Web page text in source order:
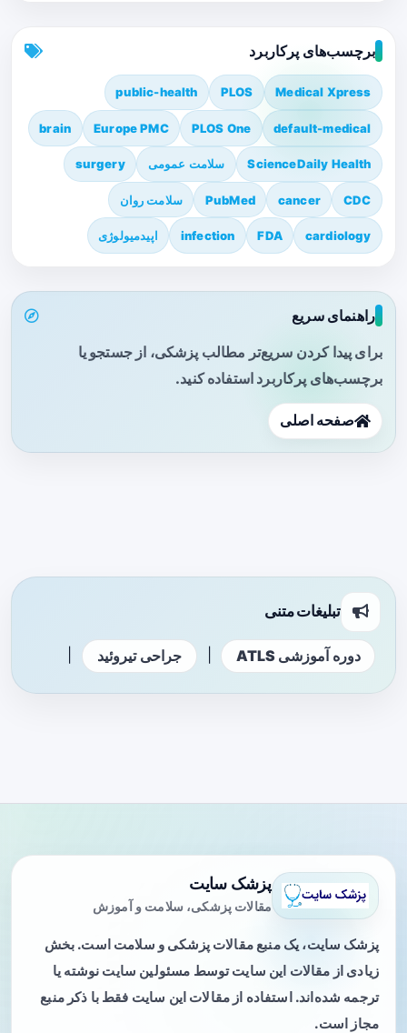
برچسب‌های پرکاربرد
Medical Xpress
PLOS
public-health
default-medical
PLOS One
Europe PMC
brain
ScienceDaily Health سلامت عمومی surgery
CDC
cancer
PubMed سلامت روان
cardiology
FDA
infection اپیدمیولوژی
راهنمای سریع
برای پیدا کردن سریع‌تر مطالب پزشکی، از جستجو یا
برچسب‌های پرکاربرد استفاده کنید.
صفحه اصلی
تبلیغات متنی
دوره آموزشی ATLS جراحی تیروئید
پزشک سایت
مقالات پزشکی، سلامت و آموزش
پزشک سایت، یک منبع مقالات پزشکی و سلامت است. بخش
زیادی از مقالات این سایت توسط مسئولین سایت نوشته یا
ترجمه شده‌اند. استفاده از مقالات این سایت فقط با ذکر منبع
مجاز است.